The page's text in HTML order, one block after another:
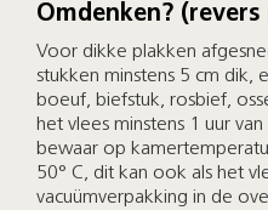
Omdenken? (revers
Voor dikke plakken
stukken minstens 5 cm dik,
boeuf, biefstuk, rosbief,
het vlees minstens 1 uur
bewaar op
50° C, dit kan ook als het
vacuümverpakking in de